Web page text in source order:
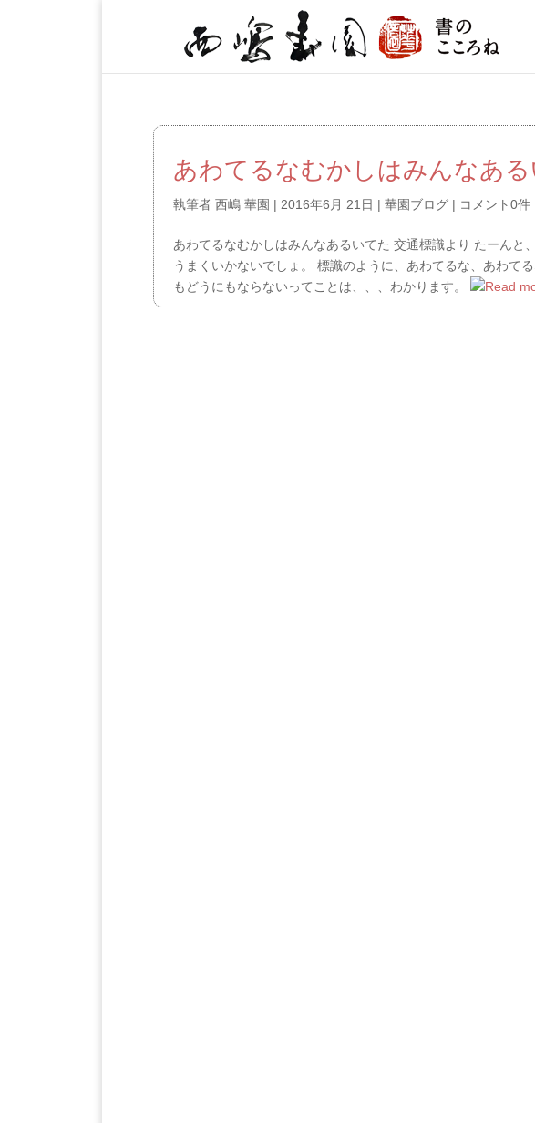
あわてるなむかしはみんなあ
執筆者 西嶋 華園 | 2016年6月 21日 | 華園ブログ | コメント0件
あわてるなむかしはみんなあるいてた 交通標識より たーんと
うまくいかないでしょ。 標識のように、あわてるな、あわて
もどうにもならないってことは、、、わかります。